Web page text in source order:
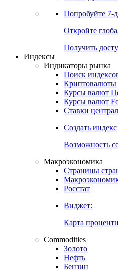
Денежный
Календарь
Попробуйте7-
Откройте
Получить доступ
Индикаторы рынка
Поиск
Курсы валют
Ставки
Создать индекс
Возможность
Страницы стран
Росстат
Виджет:
Карта